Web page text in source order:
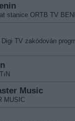
stanice ORTB TV
TV zakódován
Music
MUSIC